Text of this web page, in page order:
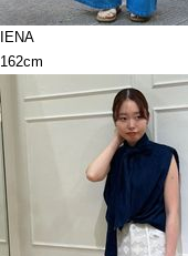
IENA
162cm